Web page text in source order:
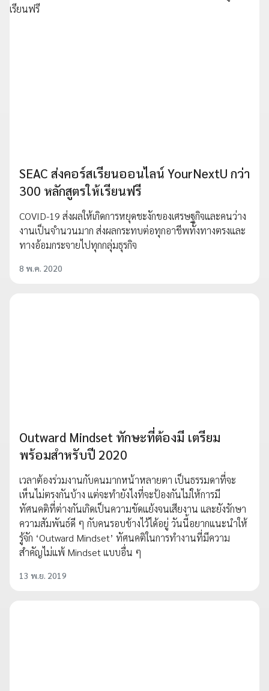
SEAC ส่งคอร์สเรียนออนไลน์ YourNextU กว่า
300 หลักสูตรให้เรียนฟรี
COVID-19 ส่งผลให้เกิดการหยุดชะงักของเศรษฐกิจและคนว่าง
งานเป็นจำนวนมาก ส่งผลกระทบต่อทุกอาชีพทั้งทางตรงและ
ทางอ้อมกระจายไปทุกกลุ่มธุรกิจ
8 พ.ค. 2020
Outward Mindset ทักษะที่ต้องมี เตรียม
พร้อมสำหรับปี 2020
เวลาต้องร่วมงานกับคนมากหน้าหลายตา เป็นธรรมดาที่จะ
เห็นไม่ตรงกันบ้าง แต่จะทำยังไงที่จะป้องกันไม่ให้การมี
ทัศนคติที่ต่างกันเกิดเป็นความขัดแย้งจนเสียงาน และยังรักษา
ความสัมพันธ์ดี ๆ กับคนรอบข้างไว้ได้อยู่ วันนี้อยากแนะนำให้
รู้จัก ‘Outward Mindset’ ทัศนคติในการทำงานที่มีความ
สำคัญไม่แพ้ Mindset แบบอื่น ๆ
13 พ.ย. 2019